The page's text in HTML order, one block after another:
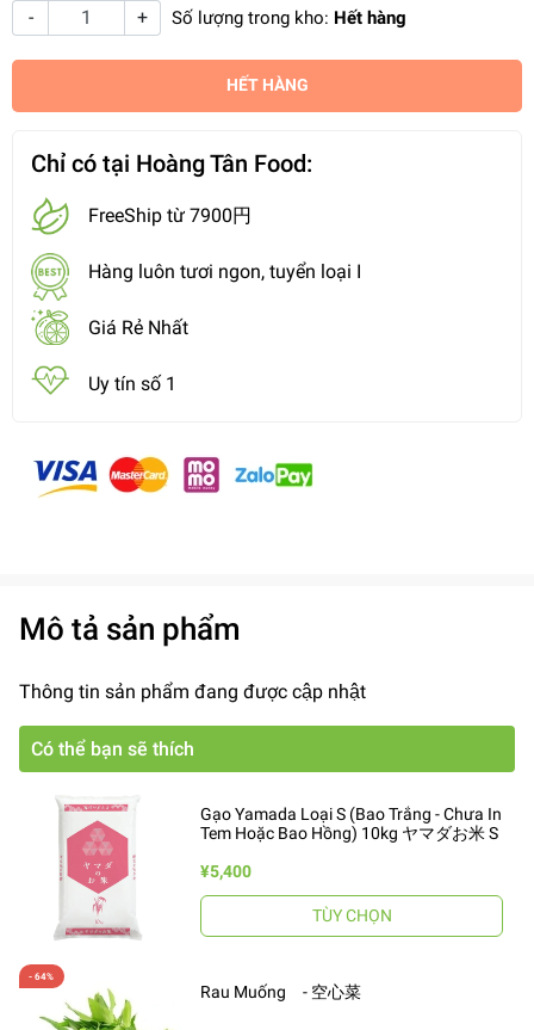
- + Số lượng trong kho: Hết hàng
HẾT HÀNG
Chỉ có tại Hoàng Tân Food:
FreeShip từ 7900円
Hàng luôn tươi ngon, tuyển loại I
Giá Rẻ Nhất
Uy tín số 1
Mô tả sản phẩm
Thông tin sản phẩm đang được cập nhật
Có thể bạn sẽ thích
Gạo Yamada Loại S (Bao Trắng - Chưa In
Tem Hoặc Bao Hồng) 10kg ヤマダお米 S
¥5,400
TÙY CHỌN
Rau Muống - 空心菜